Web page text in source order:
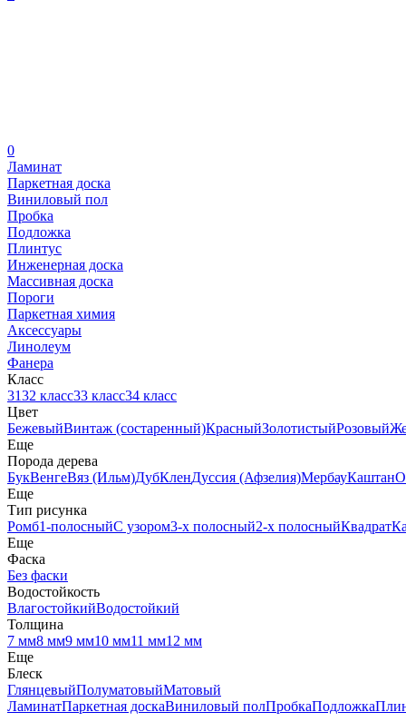
0
Ламинат
Паркетная доска
Виниловый пол
Пробка
Подложка
Плинтус
Инженерная доска
Массивная доска
Пороги
Паркетная химия
Аксессуары
Линолеум
Фанера
Класс
3132 класс33 класс34 класс
Цвет
БежевыйВинтаж (состаренный)КрасныйЗолотистыйРозовый
Еще
Порода дерева
БукВенгеВяз (Ильм)ДубКленДуссия (Афзелия)МербауКаштан
Еще
Тип рисунка
Ромб1-полосныйС узором3-х полосный2-х полосныйКвадрат
Еще
Фаска
Без фаски
Водостойкость
ВлагостойкийВодостойкий
Толщина
7 мм8 мм9 мм10 мм11 мм12 мм
Еще
Блеск
ГлянцевыйПолуматовыйМатовый
ЛаминатПаркетная доскаВиниловый полПробкаПодложка